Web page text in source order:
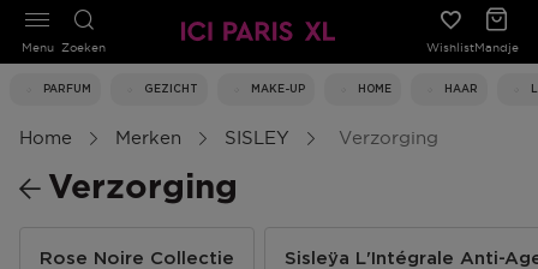
Zoeken WishlistMandje
PARFUM GEZICHT MAKE-UP HOME HAAR
Menu
Home Merken SISLEY Verzorging
Verzorging
Rose Noire Collectie Sisleÿa L'Intégrale Anti-